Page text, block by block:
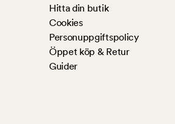
Hitta din butik
Cookies
Personuppgiftspolicy
Öppet köp & Retur
Guider